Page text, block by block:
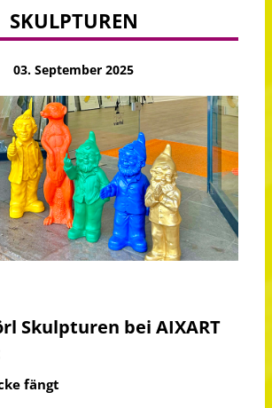
SKULPTUREN
03. September 2025
Skulpturen bei AIXART
fängt